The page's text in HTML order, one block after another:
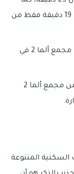
يمكن الوصول إلى نخلة جميرا في غضون 19 دقيقة فقط من
يمكنك الوصول إلى مضمار جبل على من مجمع ألما 2 في
يستغرق الوصول إلى مجمع برج خليفة من مجمع ألما 2
السكنية المتنوعة